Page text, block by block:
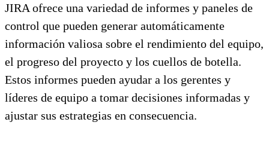
JIRA ofrece una variedad de informes y paneles de
control que pueden generar automáticamente
información valiosa sobre el rendimiento del equipo,
el progreso del proyecto y los cuellos de botella.
Estos informes pueden ayudar a los gerentes y
líderes de equipo a tomar decisiones informadas y
ajustar sus estrategias en consecuencia.